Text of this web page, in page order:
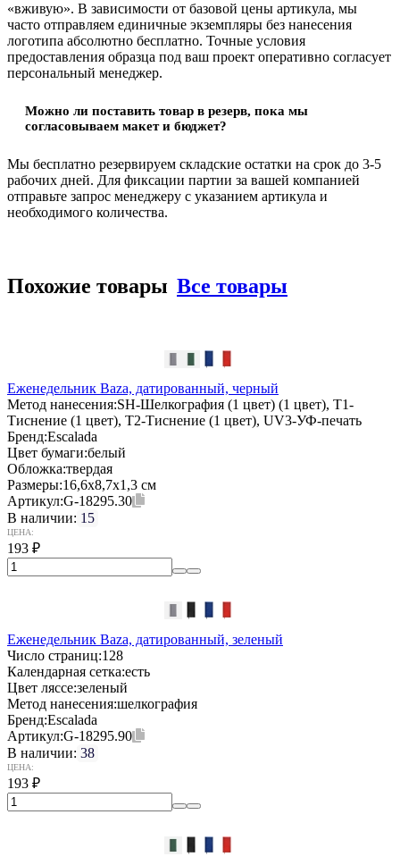
«вживую». В зависимости от базовой цены артикула, мы
часто отправляем единичные экземпляры без нанесения
логотипа абсолютно бесплатно. Точные условия
предоставления образца под ваш проект оперативно согласует
персональный менеджер.
Можно ли поставить товар в резерв, пока мы
согласовываем макет и бюджет?
Мы бесплатно резервируем складские остатки на срок до 3-5
рабочих дней. Для фиксации партии за вашей компанией
отправьте запрос менеджеру с указанием артикула и
необходимого количества.
Похожие товары Все товары
Еженедельник Baza, датированный, черный
Метод нанесения:SH-Шелкография (1 цвет) (1 цвет), T1-
Тиснение (1 цвет), T2-Тиснение (1 цвет), UV3-УФ-печать
Бренд:Escalada
Цвет бумаги:белый
Обложка:твердая
Размеры:16,6х8,7х1,3 см
Артикул:G-18295.30
В наличии: 15
ЦЕНА:
193 ₽
Еженедельник Baza, датированный, зеленый
Число страниц:128
Календарная сетка:есть
Цвет ляссе:зеленый
Метод нанесения:шелкография
Бренд:Escalada
Артикул:G-18295.90
В наличии: 38
ЦЕНА:
193 ₽